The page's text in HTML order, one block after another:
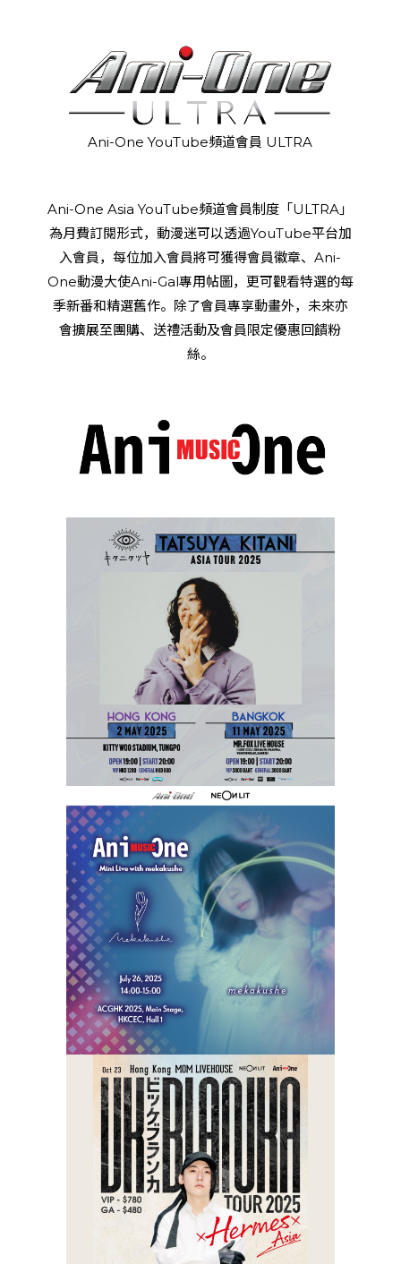
Ani-One YouTube頻道會員 ULTRA
Ani-One Asia YouTube頻道會員制度「ULTRA」
為月費訂閱形式，動漫迷可以透過YouTube平台加
入會員，每位加入會員將可獲得會員徽章、Ani-
One動漫大使Ani-Gal專用帖圖，更可觀看特選的每
季新番和精選舊作。除了會員專享動畫外，未來亦
會擴展至團購、送禮活動及會員限定優惠回饋粉
絲。